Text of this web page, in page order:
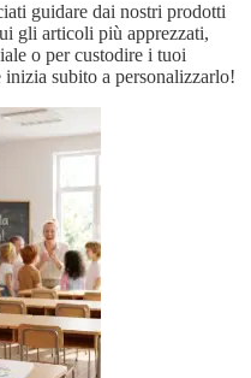
guidare dai nostri prodotti
gli articoli più apprezzati,
o per custodire i tuoi
subito a personalizzarlo!